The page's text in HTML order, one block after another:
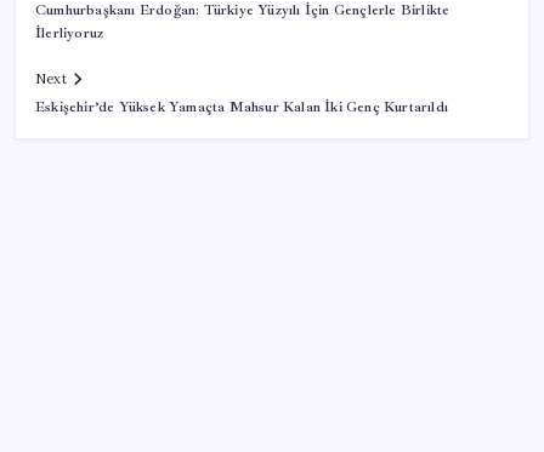
Cumhurbaşkanı Erdoğan: Türkiye Yüzyılı İçin Gençlerle Birlikte
İlerliyoruz
Next
Eskişehir’de Yüksek Yamaçta Mahsur Kalan İki Genç Kurtarıldı